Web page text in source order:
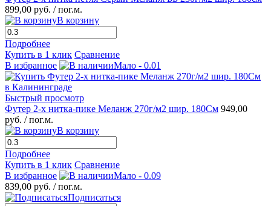
899,00 руб. / пог.м.
В корзину
Подробнее
Купить в 1 клик Сравнение
В избранное
Мало - 0.01
Быстрый просмотр
Футер 2-х нитка-пике Меланж 270г/м2 шир. 180См 949,00
руб. / пог.м.
В корзину
Подробнее
Купить в 1 клик Сравнение
В избранное
Мало - 0.09
839,00 руб. / пог.м.
Подписаться